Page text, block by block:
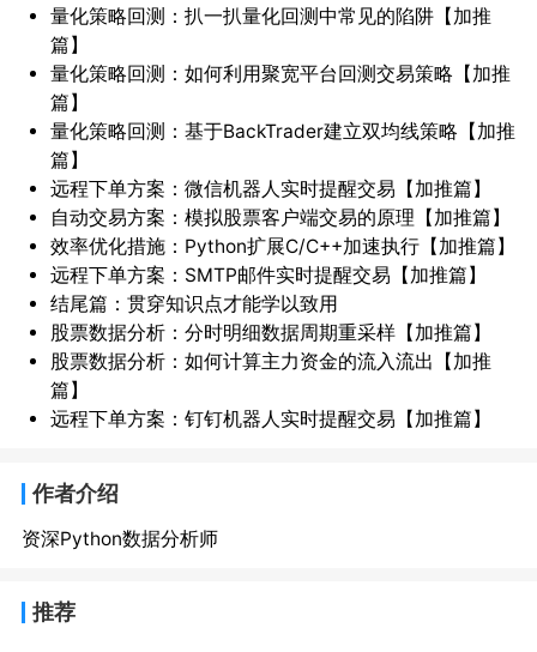
量化策略回测：扒一扒量化回测中常见的陷阱【加推
篇】
量化策略回测：如何利用聚宽平台回测交易策略【加推
篇】
量化策略回测：基于BackTrader建立双均线策略【加推
篇】
远程下单方案：微信机器人实时提醒交易【加推篇】
自动交易方案：模拟股票客户端交易的原理【加推篇】
效率优化措施：Python扩展C/C++加速执行【加推篇】
远程下单方案：SMTP邮件实时提醒交易【加推篇】
结尾篇：贯穿知识点才能学以致用
股票数据分析：分时明细数据周期重采样【加推篇】
股票数据分析：如何计算主力资金的流入流出【加推
篇】
远程下单方案：钉钉机器人实时提醒交易【加推篇】
作者介绍
资深Python数据分析师
推荐